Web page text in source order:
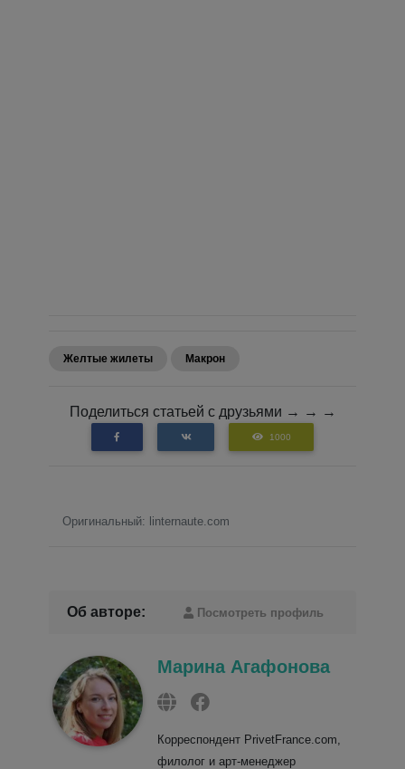
Желтые жилеты Макрон
Поделиться статьей с друзьями → → →
1000
Оригинальный: linternaute.com
Об авторе: Посмотреть профиль
Марина Агафонова
Корреспондент PrivetFrance.com,
филолог и арт-менеджер